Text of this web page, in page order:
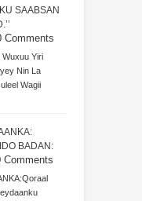
SAABSAN
Comments
Wuxuu Yiri
Nin La
Wagii
BADAN:
Comments